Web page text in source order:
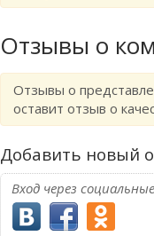
Отзывы о
Отзывы о
оставит отзыв о
Добавить новый
Вход через